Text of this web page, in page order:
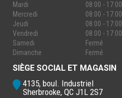
Mardi
08:00 - 17:00
Mercredi
08:00 - 17:00
Jeudi
08:00 - 17:00
Vendredi
08:00 - 17:00
Samedi
Fermé
Dimanche
Fermé
SIÈGE SOCIAL ET MAGASIN
4135, boul. Industriel
Sherbrooke, QC J1L 2S7